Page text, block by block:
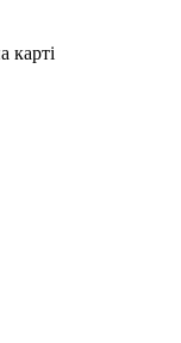
карті